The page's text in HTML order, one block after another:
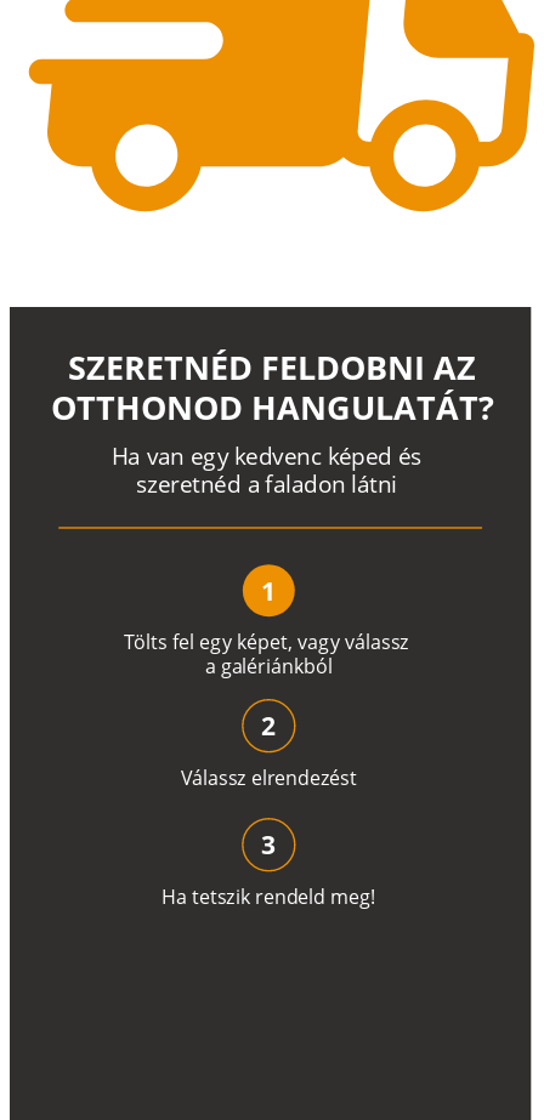
Tölts fel egy képet, vagyválassz
a galériánkból
Ha van egy kedvenc képed és
szeretnéd a faladon látni
SZERETNÉD FELDOBNI AZ
OTTHONOD HANGULATÁT?
1
Válassz elrendezést
2
Ha tetszik rendeld meg!
3